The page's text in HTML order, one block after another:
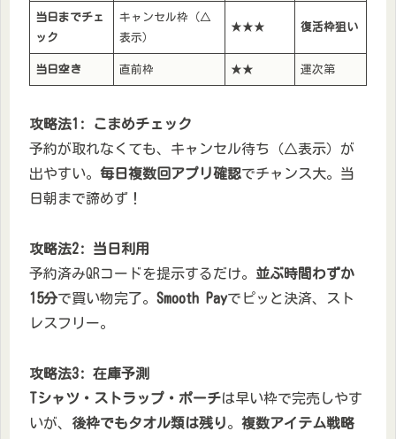
当日までチェ
ック
キャンセル枠（△
表示）
★★★ 復活枠狙い
当日空き 直前枠 ★★ 運次第
攻略法1: こまめチェック
予約が取れなくても、キャンセル待ち（△表示）が
出やすい。 毎日複数回アプリ確認でチャンス大。当
日朝まで諦めず！
攻略法2: 当日利用
予約済みQRコードを提示するだけ。 並ぶ時間わずか
15分で買い物完了。 Smooth Payでピッと決済、スト
レスフリー。
攻略法3: 在庫予測
Tシャツ・ストラップ・ポーチは早い枠で完売しやす
いが、 後枠でもタオル類は残り。 複数アイテム戦略